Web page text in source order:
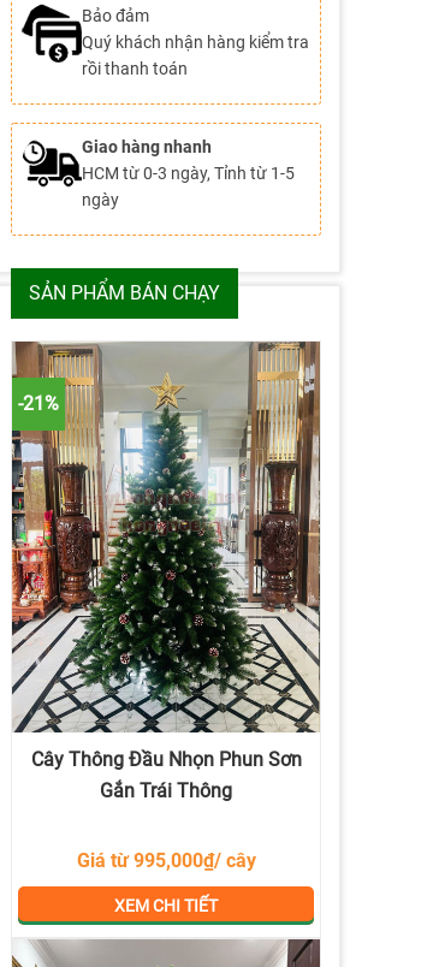
Bảo đảm
Quý khách nhận hàng kiểm tra
rồi thanh toán
Giao hàng nhanh
HCM từ 0-3 ngày, Tỉnh từ 1-5
ngày
SẢN PHẨM BÁN CHẠY
-21%
Cây Thông Đầu Nhọn Phun Sơn
Gắn Trái Thông
Giá từ 995,000₫/ cây
XEM CHI TIẾT